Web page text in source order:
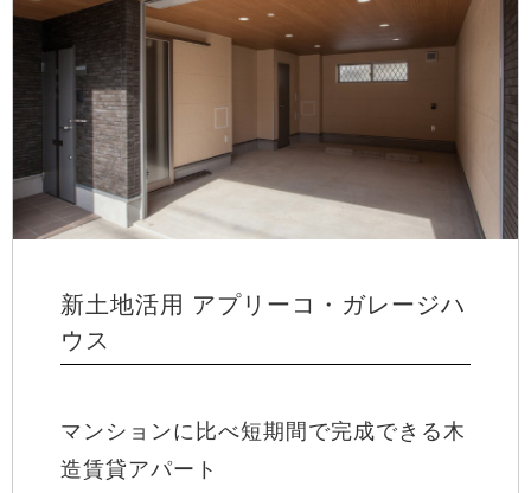
新土地活用 アプリーコ・ガレージハ
ウス
マンションに比べ短期間で完成できる木
造賃貸アパート